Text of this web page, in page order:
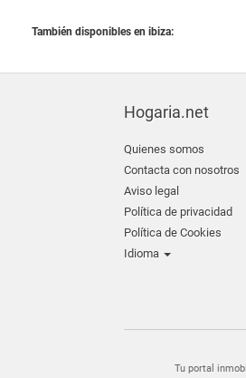
También disponibles en ibiza:
Hogaria.net
Quienes somos
Contacta con nosotros
Aviso legal
Política de privacidad
Política de Cookies
Idioma
Tu portal